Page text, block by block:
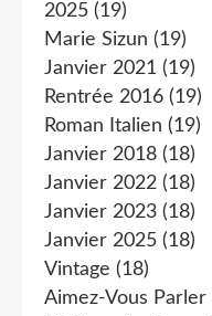
2025 (19)
Marie Sizun (19)
Janvier 2021 (19)
Rentrée 2016 (19)
Roman Italien (19)
Janvier 2018 (18)
Janvier 2022 (18)
Janvier 2023 (18)
Janvier 2025 (18)
Vintage (18)
Aimez-Vous Parler